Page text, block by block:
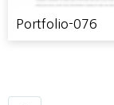
Portfolio-076